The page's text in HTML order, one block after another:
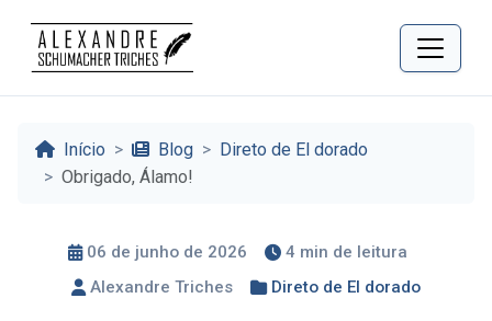
Início Blog
Direto de El dorado
Obrigado, Álamo!
06 de junho de 2026
4 min de leitura
Alexandre Triches
Direto de El dorado